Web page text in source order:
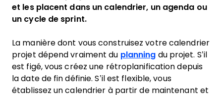
et les placent dans un calendrier, un agenda ou
un cycle de sprint.
La manière dont vous construisez votre calendrier
projet dépend vraiment du planning du projet. S’il
est figé, vous créez une rétroplanification depuis
la date de fin définie. S’il est flexible, vous
établissez un calendrier à partir de maintenant et